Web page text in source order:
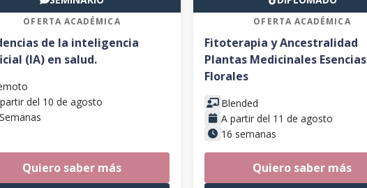
OFERTA ACADÉMICA
de la inteligencia
(IA) en salud.
del 10 de agosto
Quiero saber más
OFERTA ACADÉMICA
Fitoterapia y Ancestralidad
Plantas Medicinales Esencias
Florales
Blended
A partir del 11 de agosto
16 semanas
Quiero saber más